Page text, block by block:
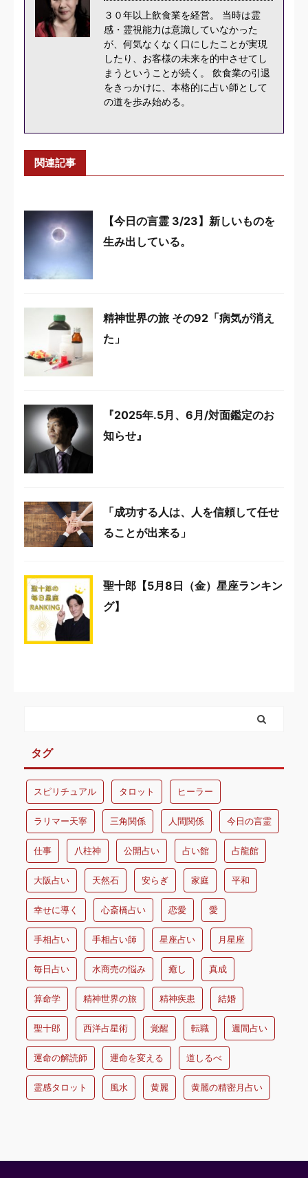
３０年以上飲食業を経営。 当時は霊
感・霊視能力は意識していなかった
が、何気なくなく口にしたことが実現
したり、お客様の未来を的中させてし
まうということが続く。 飲食業の引退
をきっかけに、本格的に占い師として
の道を歩み始める。
関連記事
【今日の言霊 3/23】新しいものを
生み出している。
精神世界の旅 その92「病気が消え
た」
『2025年.5月、6月/対面鑑定のお
知らせ』
「成功する人は、人を信頼して任せ
ることが出来る」
聖十郎【5月8日（金）星座ランキン
グ】
タグ
スピリチュアル タロット ヒーラー
ラリマー天寧 三角関係 人間関係 今日の言霊
仕事 八柱神 公開占い 占い館 占龍館
大阪占い 天然石 安らぎ 家庭 平和
幸せに導く 心斎橋占い 恋愛 愛
手相占い 手相占い師 星座占い 月星座
毎日占い 水商売の悩み 癒し 真成
算命学 精神世界の旅 精神疾患 結婚
聖十郎 西洋占星術 覚醒 転職 週間占い
運命の解読師 運命を変える 道しるべ
霊感タロット 風水 黄麗 黄麗の精密月占い